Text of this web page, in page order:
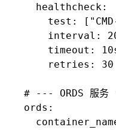
    healthcheck:
test:
interval:
timeout:
      retries: 30
# --- ORDS 服务
  ords: